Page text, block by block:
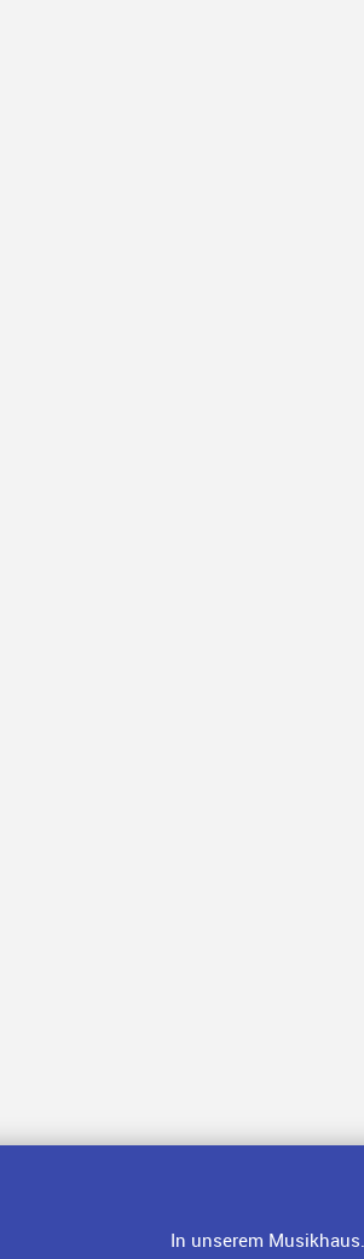
In unserem Musikhaus...